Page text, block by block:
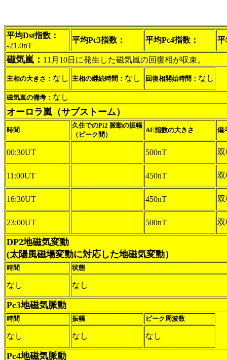
平均Dst指数：
-21.0nT
平均Pc3指数： 平均Pc4指数： 平
磁気嵐： 11月10日に発生した磁気嵐の回復相が収束。
主相の大きさ： なし 主相の継続時間： なし 回復相開始時間： なし
磁気嵐の備考： なし
オーロラ嵐（サブストーム）
時間
久住でのPi2 脈動の振幅
（ピーク間）
AE指数の大きさ 備
00:30UT 500nT 双
11:00UT 450nT 双
16:30UT 450nT 双
23:00UT 500nT 双
DP2地磁気変動
(太陽風磁場変動に対応した地磁気変動）
時間 状態
なし なし
Pc3地磁気脈動
時間 振幅 ピーク周波数
なし なし なし
Pc4地磁気脈動